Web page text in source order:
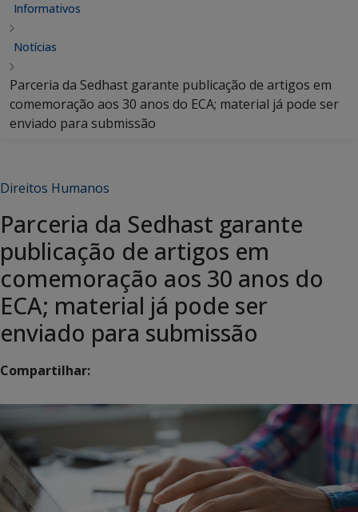
Informativos
Notícias
Parceria da Sedhast garante publicação de artigos em
comemoração aos 30 anos do ECA; material já pode ser
enviado para submissão
Direitos Humanos
Parceria da Sedhast garante
publicação de artigos em
comemoração aos 30 anos do
ECA; material já pode ser
enviado para submissão
Compartilhar: